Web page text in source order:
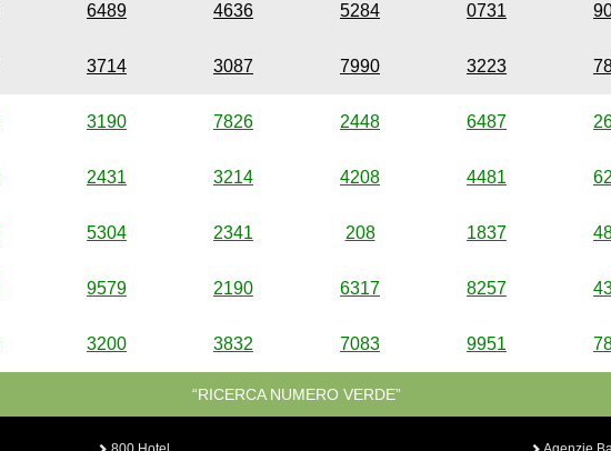
6489 4636 5284 0731
3714 3087 7990 3223
3190 7826 2448 6487
2431 3214 4208 4481
5304 2341 208 1837
9579 2190 6317 8257
3200 3832 7083 9951
“RICERCA NUMERO VERDE”